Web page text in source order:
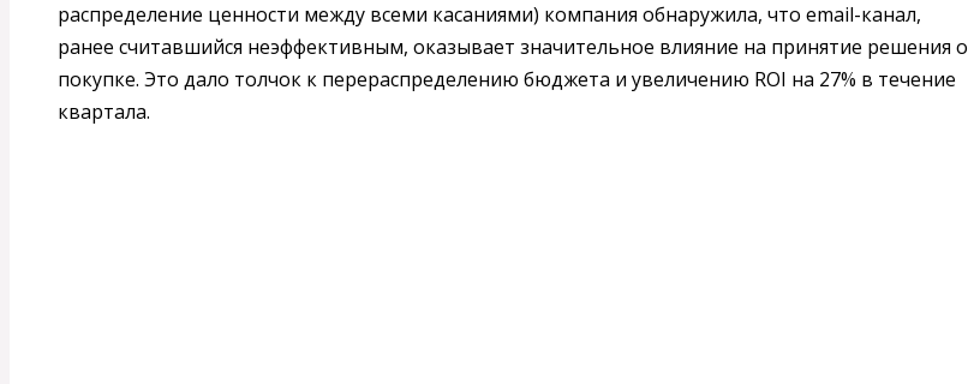
распределение ценности между всеми касаниями) компания обнаружила, что email-канал,
ранее считавшийся неэффективным, оказывает значительное влияние на принятие решения о
покупке. Это дало толчок к перераспределению бюджета и увеличению ROI на 27% в течение
квартала.